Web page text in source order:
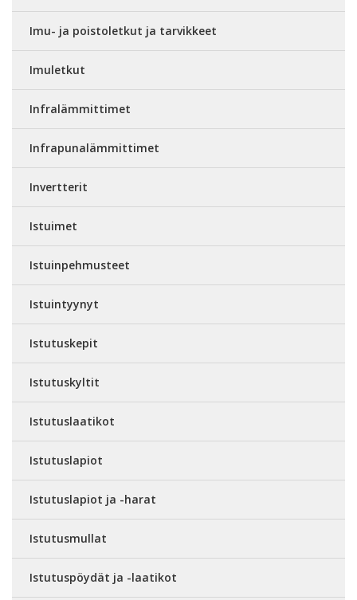
Imu- ja poistoletkut ja tarvikkeet
Imuletkut
Infralämmittimet
Infrapunalämmittimet
Invertterit
Istuimet
Istuinpehmusteet
Istuintyynyt
Istutuskepit
Istutuskyltit
Istutuslaatikot
Istutuslapiot
Istutuslapiot ja -harat
Istutusmullat
Istutuspöydät ja -laatikot